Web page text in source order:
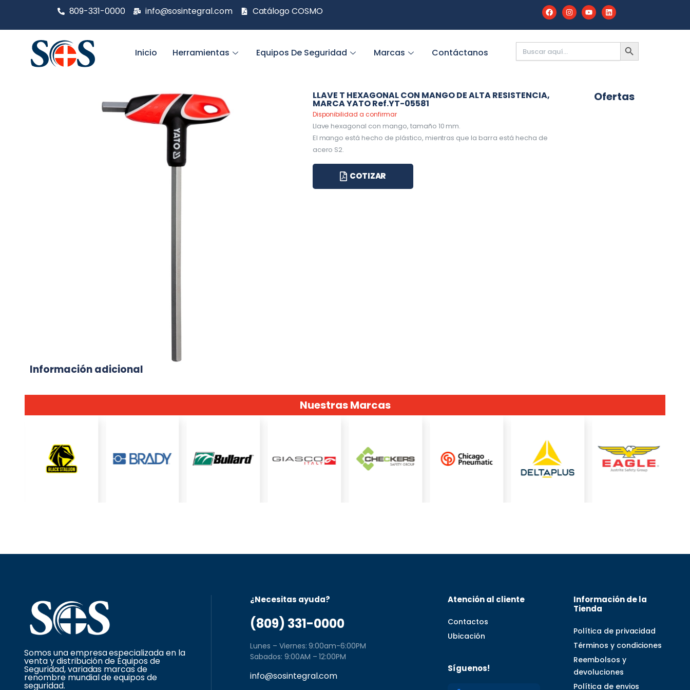
809-331-0000 info@sosintegral.com Catálogo COSMO
Inicio Herramientas Equipos De Seguridad Marcas Contáctanos
Buscar: BOTÓN
DE
BÚSQUEDA
Información adicional
LLAVE T HEXAGONAL CON MANGO DE ALTA RESISTENCIA,
MARCA YATO Ref.YT-05581
Disponibilidad a confirmar
Llave hexagonal con mango, tamaño 10 mm.
El mango está hecho de plástico, mientras que la barra está hecha de
acero S2.
COTIZAR
Ofertas
Nuestras Marcas
Somos una empresa especializada en la
venta y distribución de Equipos de
Seguridad, variadas marcas de
renombre mundial de equipos de
seguridad.
¿Necesitas ayuda?
(809) 331-0000
Lunes – Viernes: 9:00am-6:00PM
Sabados: 9:00AM – 12:00PM
info@sosintegral.com
Atención al cliente
Contactos
Ubicación
Síguenos!
Información de la
Tienda
Política de privacidad
Términos y condiciones
Reembolsos y
devoluciones
Política de envios